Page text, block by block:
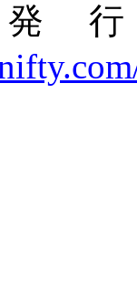
発